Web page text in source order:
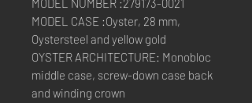
MODEL NUMBER :279173-0021
MODEL CASE :Oyster, 28 mm,
Oystersteel and yellow gold
OYSTER ARCHITECTURE: Monobloc
middle case, screw-down case back
and winding crown